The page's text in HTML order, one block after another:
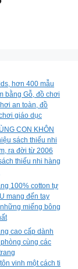
hơn 400 mẫu
bằng Gỗ, đồ chơi
an toàn, đồ
giáo dục
CON KHÔN
sách thiếu nhi
ra đời từ 2006
thiếu nhi hàng
100% cotton tự
mang đến tay
miếng bông
cao cấp dành
cùng các
vinh một cách ti